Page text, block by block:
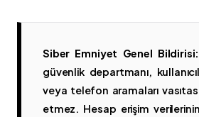
Siber Emniyet Genel Bildirisi:
güvenlik departmanı,
veya telefon aramaları
etmez. Hesap erişim